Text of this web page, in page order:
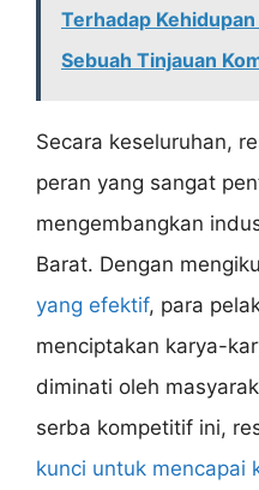
Terhadap
Sebuah Tinjauan
Secara keseluruhan,
peran yang sangat
mengembangkan
Barat. Dengan
yang efektif, para
menciptakan karya-
diminati oleh
serba kompetitif ini,
kunci untuk mencapai